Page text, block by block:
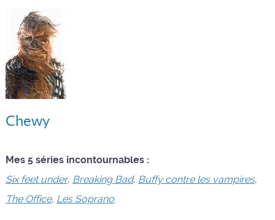
Chewy
Mes 5 séries incontournables :
Six feet under, Breaking Bad, Buffy contre les vampires,
The Office, Les Soprano.